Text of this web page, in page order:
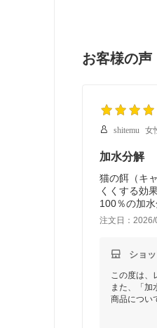
お客様の声
shitemu 女
加水分解
猫の餌（キ
くくする効
100％の加
注文日：2026/
ショ
この度は、
また、「加
商品につい